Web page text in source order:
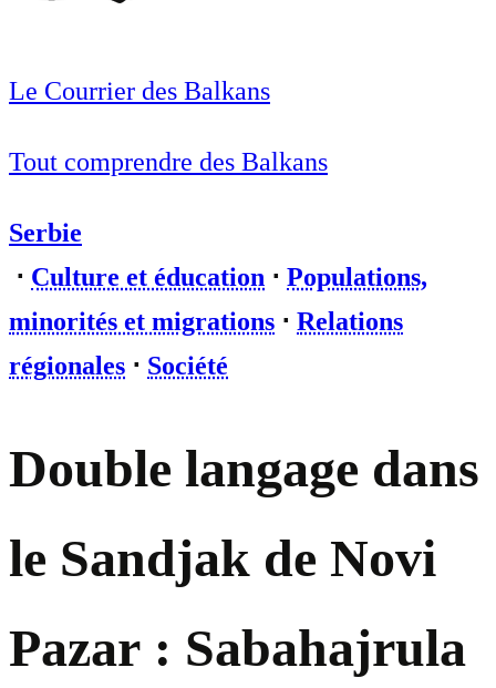
Le Courrier des Balkans
Tout comprendre des Balkans
Serbie
⋅ Culture et éducation ⋅ Populations,
minorités et migrations ⋅ Relations
régionales ⋅ Société
Double langage dans
le Sandjak de Novi
Pazar : Sabahajrula